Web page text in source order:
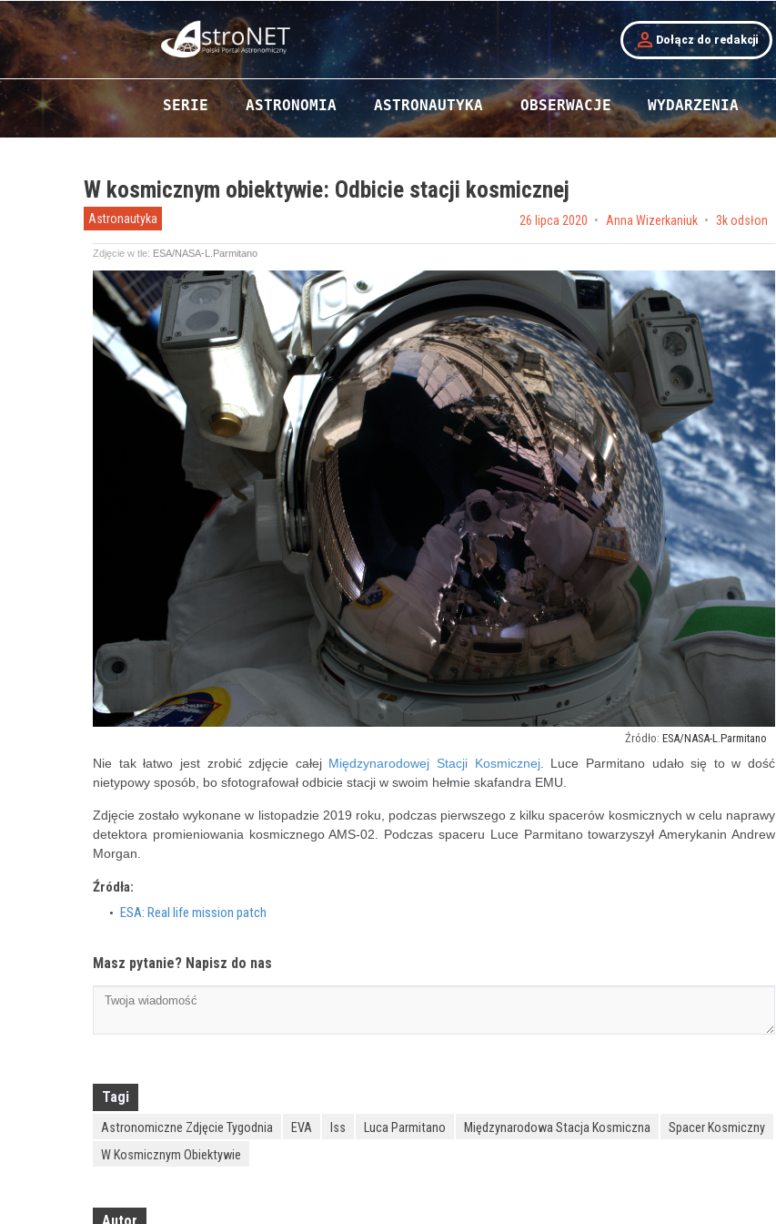
person Dołącz do redakcji
Przejdź do zawartości
SERIE ASTRONOMIA ASTRONAUTYKA OBSERWACJE WYDARZENIA
W kosmicznym obiektywie: Odbicie stacji kosmicznej
Astronautyka Posted on
26 lipca 2020 by Anna Wizerkaniuk 3k odsłon
Zdjęcie w tle: ESA/NASA-L.Parmitano
ESA/NASA-L.Parmitano
Nie tak łatwo jest zrobić zdjęcie całej Międzynarodowej Stacji Kosmicznej. Luce Parmitano udało się to w dość
nietypowy sposób, bo sfotografował odbicie stacji w swoim hełmie skafandra EMU.
Zdjęcie zostało wykonane w listopadzie 2019 roku, podczas pierwszego z kilku spacerów kosmicznych w celu naprawy
detektora promieniowania kosmicznego AMS-02. Podczas spaceru Luce Parmitano towarzyszył Amerykanin Andrew
Morgan.
Źródła:
ESA: Real life mission patch
Masz pytanie? Napisz do nas
Tagi
Astronomiczne Zdjęcie Tygodnia EVA Iss Luca Parmitano Międzynarodowa Stacja Kosmiczna
Spacer Kosmiczny
W Kosmicznym Obiektywie